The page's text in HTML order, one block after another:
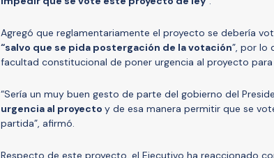
Agregó que reglamentariamente el proyecto se debería
“salvo que se pida postergación de la votación”, por lo
facultad constitucional de poner urgencia al proyecto
“Sería un muy buen gesto de parte del gobierno del
urgencia al proyecto y de esa manera permitir que se
partida”, afirmó.
Respecto de este proyecto, el Ejecutivo ha reaccionado